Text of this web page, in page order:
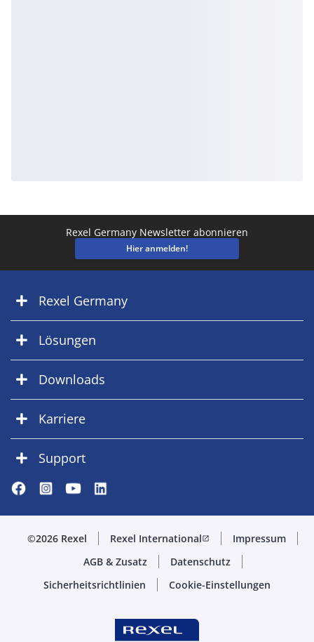
Rexel Germany Newsletter abonnieren
Hier anmelden!
Rexel Germany
Lösungen
Downloads
Karriere
Support
©2026 Rexel Rexel Internationalopen_in_new
Impressum
AGB & Zusatz
Datenschutz
Sicherheitsrichtlinien
Cookie-Einstellungen